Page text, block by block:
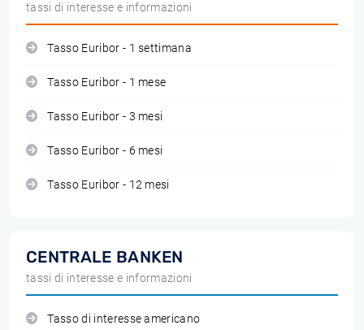
tassi di interesse e informazioni
Tasso Euribor - 1 settimana
Tasso Euribor - 1 mese
Tasso Euribor - 3 mesi
Tasso Euribor - 6 mesi
Tasso Euribor - 12 mesi
CENTRALE BANKEN
tassi di interesse e informazioni
Tasso di interesse americano